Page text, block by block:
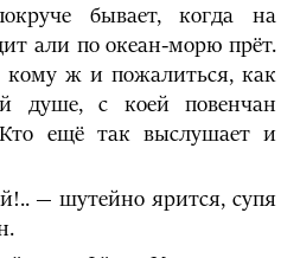
бывает, когда на
али по океан-морю прёт.
кому ж и пожалиться, как
душе, с коей повенчан
ещё так выслушает и
— шутейно ярится, супя